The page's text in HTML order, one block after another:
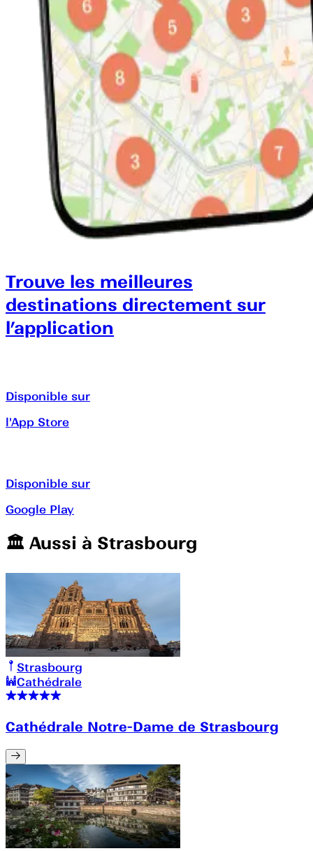
Trouve les meilleures
destinations directement sur
l’application
Disponible sur
l'App Store
Disponible sur
Google Play
🏛️️ Aussi à Strasbourg
Strasbourg
Cathédrale
Cathédrale Notre-Dame de Strasbourg